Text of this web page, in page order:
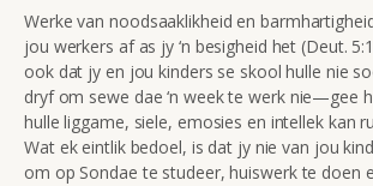
Werke van noodsaaklikheid en
jou werkers af as jy ‘n besigheid het (Deut.
ook dat jy en jou kinders se skool hulle nie
dryf om sewe dae ‘n week te werk nie—gee
hulle liggame, siele, emosies en intellek kan
Wat ek eintlik bedoel, is dat jy nie van jou
om op Sondae te studeer, huiswerk te doen